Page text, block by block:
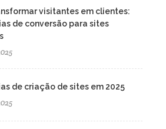
visitantes em clientes:
de conversão para sites
de criação de sites em 2025